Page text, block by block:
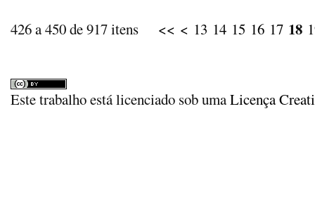
426 a 450 de 917 itens << < 13 14 15 16 17 18
Este trabalho está licenciado sob umaLicença